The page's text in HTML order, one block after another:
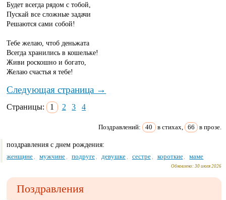
Будет всегда рядом с тобой,
Пускай все сложные задачи
Решаются сами собой!
Тебе желаю, чтоб деньжата
Всегда хранились в кошельке!
Живи роскошно и богато,
Желаю счастья я тебе!
Следующая страница →
Страницы: 1 2 3 4
Поздравлений: 40 в стихах, 66 в прозе.
поздравления с днем рождения:
женщине мужчине подруге девушке сестре короткие маме
Обновлено:30 июля 2026
Поздравления